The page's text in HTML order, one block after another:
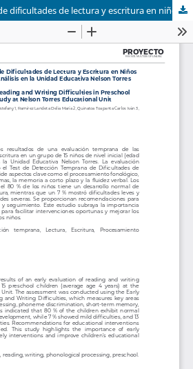
Detección temprana de dificultades de lectura y escritura en niños de nivel inicial: un análisis en la Unidad Educativa Nelson Torres.